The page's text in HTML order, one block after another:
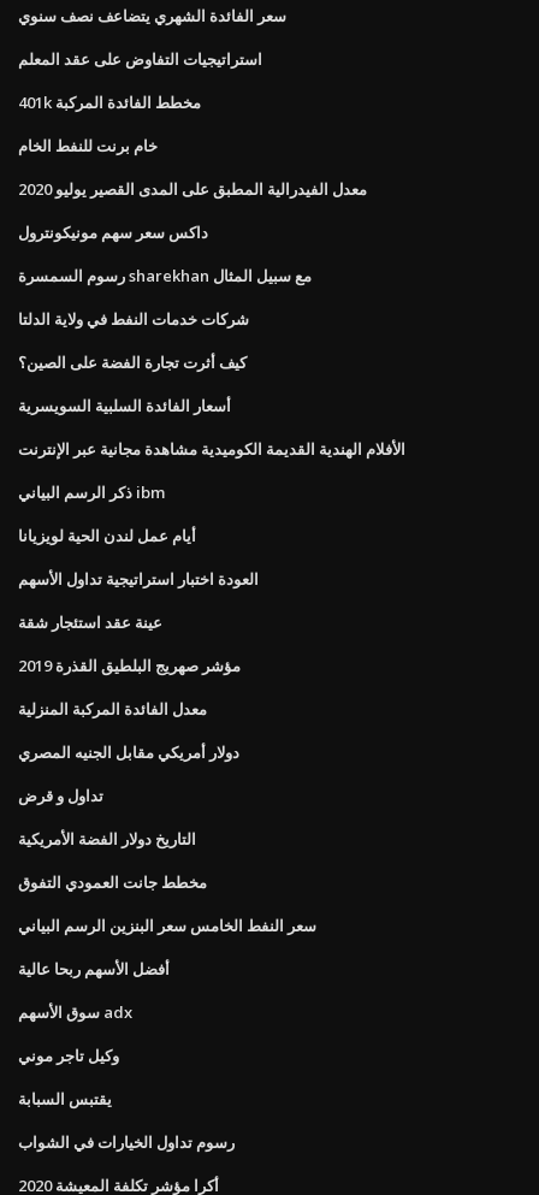
سعر الفائدة الشهري يتضاعف نصف سنوي
استراتيجيات التفاوض على عقد المعلم
401k مخطط الفائدة المركبة
خام برنت للنفط الخام
معدل الفيدرالية المطبق على المدى القصير يوليو 2020
داكس سعر سهم مونيكونترول
رسوم السمسرة sharekhan مع سبيل المثال
شركات خدمات النفط في ولاية الدلتا
كيف أثرت تجارة الفضة على الصين؟
أسعار الفائدة السلبية السويسرية
الأفلام الهندية القديمة الكوميدية مشاهدة مجانية عبر الإنترنت
ذكر الرسم البياني ibm
أيام عمل لندن الحية لويزيانا
العودة اختبار استراتيجية تداول الأسهم
عينة عقد استئجار شقة
مؤشر صهريج البلطيق القذرة 2019
معدل الفائدة المركبة المنزلية
دولار أمريكي مقابل الجنيه المصري
تداول و قرض
التاريخ دولار الفضة الأمريكية
مخطط جانت العمودي التفوق
سعر النفط الخامس سعر البنزين الرسم البياني
أفضل الأسهم ربحا عالية
سوق الأسهم adx
وكيل تاجر موني
يقتبس السبابة
رسوم تداول الخيارات في الشواب
أكرا مؤشر تكلفة المعيشة 2020